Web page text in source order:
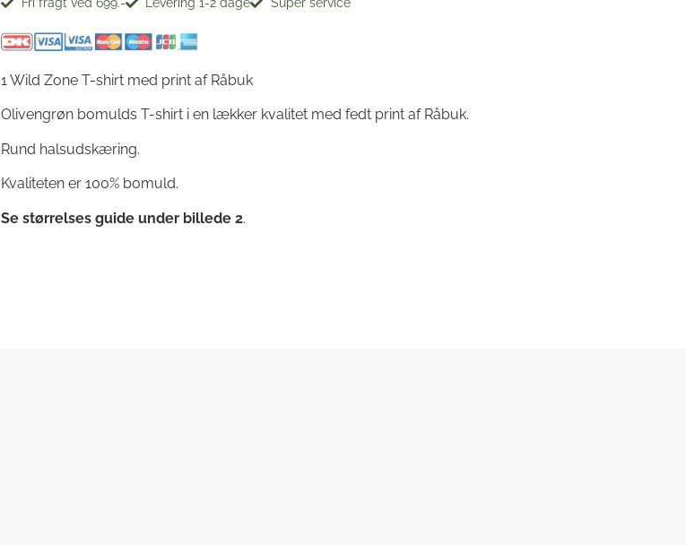
1 Wild Zone T-shirt med print af Råbuk
Olivengrøn bomulds T-shirt i en lækker kvalitet med fedt print af Råbuk.
Rund halsudskæring.
Kvaliteten er 100% bomuld.
Se størrelses guide under billede 2.